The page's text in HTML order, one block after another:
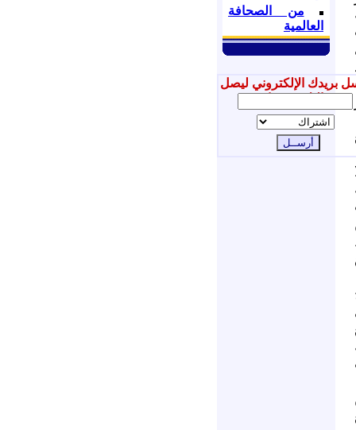
من الصحافة
العالمية
بريدك الإلكتروني ليصل
إليك جديدنا